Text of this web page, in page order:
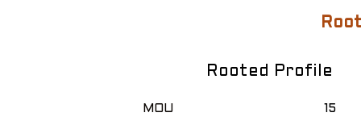
Rooted Profile
MOU
15